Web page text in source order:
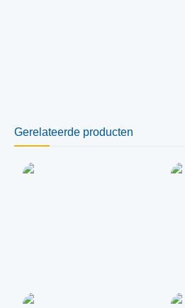
Gerelateerde producten